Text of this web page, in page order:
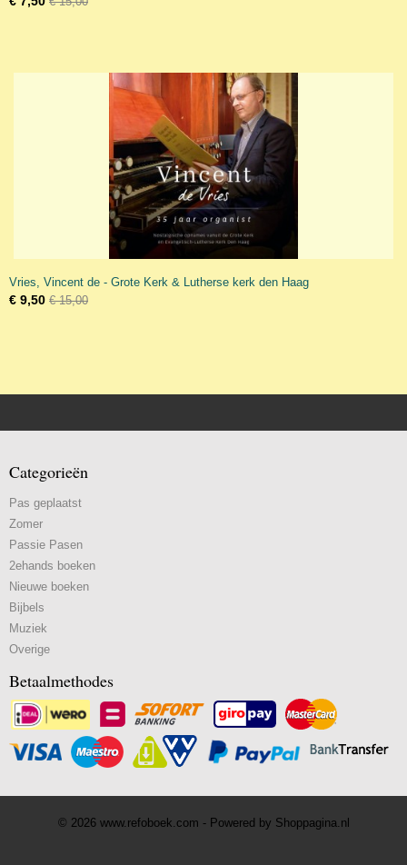
Vries, Vincent de - Grote Kerk & Lutherse kerk den Haag
€ 9,50 € 15,00
Categorieën
Pas geplaatst
Zomer
Passie Pasen
2ehands boeken
Nieuwe boeken
Bijbels
Muziek
Overige
Betaalmethodes
© 2026 www.refoboek.com - Powered by Shoppagina.nl